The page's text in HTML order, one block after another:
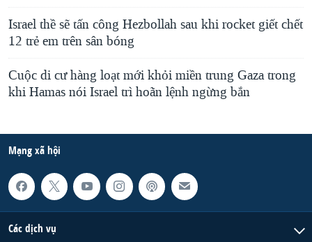
Israel thề sẽ tấn công Hezbollah sau khi rocket giết chết
12 trẻ em trên sân bóng
Cuộc di cư hàng loạt mới khỏi miền trung Gaza trong
khi Hamas nói Israel trì hoãn lệnh ngừng bắn
Mạng xã hội
Các dịch vụ